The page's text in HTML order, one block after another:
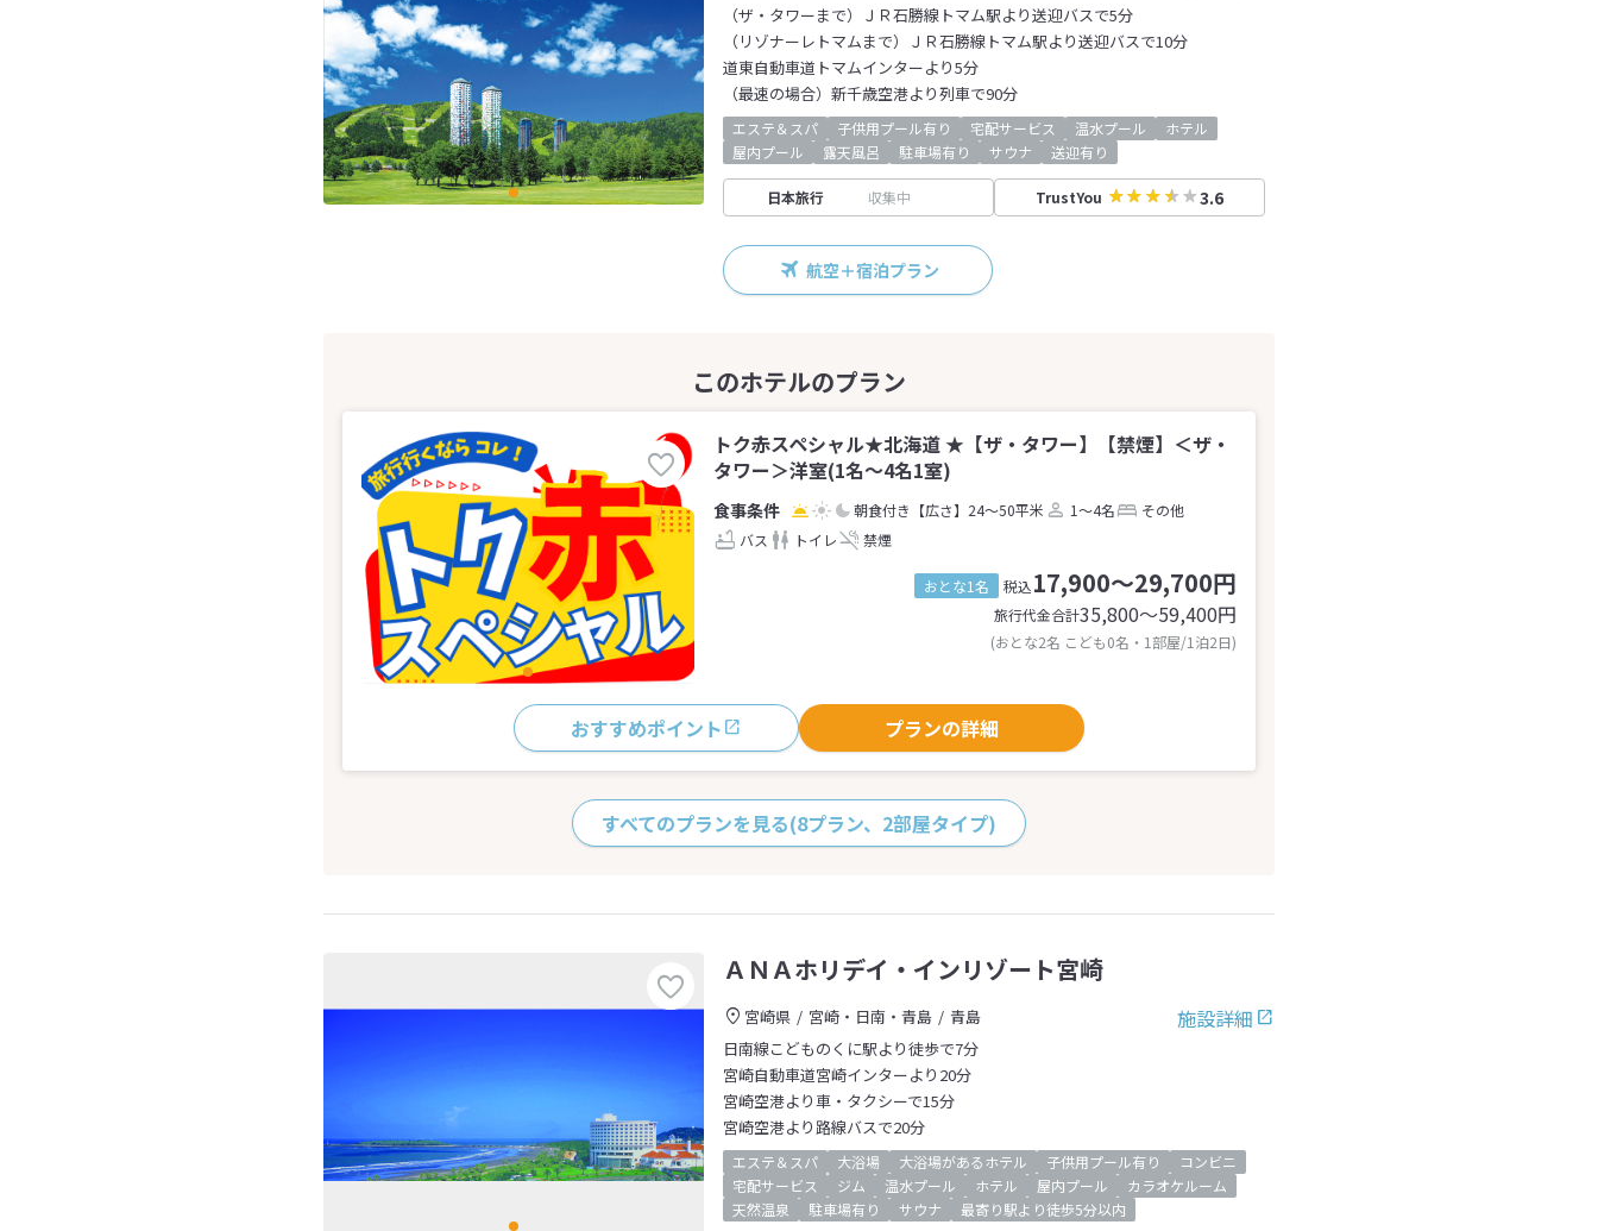
（ザ・タワーまで）ＪＲ石勝線トマム駅より送迎バスで5分
（リゾナーレトマムまで）ＪＲ石勝線トマム駅より送迎バスで10分
道東自動車道トマムインターより5分
（最速の場合）新千歳空港より列車で90分
エステ＆スパ 子供用プール有り 宅配サービス 温水プール
ホテル
屋内プール
露天風呂 駐車場有り サウナ 送迎有り
日本旅行 収集中 TrustYou 3.6
航空＋宿泊プラン
トク赤スペシャル★北海道 ★【ザ・タワー】【禁煙】＜ザ・
タワー＞洋室(1名～4名1室)
朝食付き 【広さ】24～50平米 1～4名
その他
バス
トイレ 禁煙
おとな1名 税込17,900～29,700円
旅行代金合計35,800〜59,400円
(おとな2名 こども0名・1部屋/1泊2日)
おすすめポイント プランの詳細
すべてのプランを見る(8プラン、2部屋タイプ)
ＡＮＡホリデイ・インリゾート宮崎
施設詳細
宮崎県 宮崎・日南・青島
青島
日南線こどものくに駅より徒歩で7分
宮崎自動車道宮崎インターより20分
宮崎空港より車・タクシーで15分
宮崎空港より路線バスで20分
エステ＆スパ 大浴場 大浴場があるホテル 子供用プール有り
コンビニ
宅配サービス
ジム 温水プール ホテル 屋内プール
カラオケルーム
天然温泉
駐車場有り サウナ 最寄り駅より徒歩5分以内